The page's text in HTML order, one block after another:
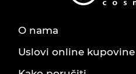
O nama
Uslovi online kupovine